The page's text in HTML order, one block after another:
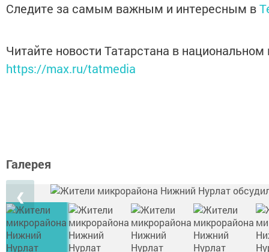
Следите за самым важным и интересным в
Читайте новости Татарстана в
https://max.ru/tatmedia
Галерея
❮